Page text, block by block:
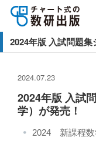
2024年版 入試問題集
2024年版 入試
学）が発売！
2024.07.23
2024 新課程数